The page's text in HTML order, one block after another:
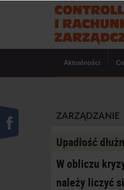
Aktualności
ZARZĄDZANIE
Upadłość
W obliczu
należy liczyć